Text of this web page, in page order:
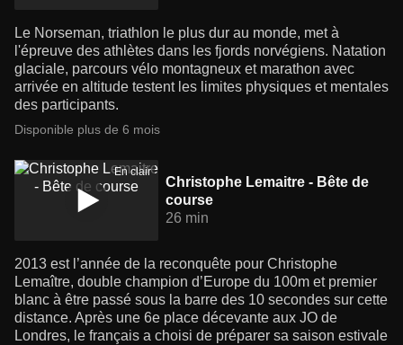
Le Norseman, triathlon le plus dur au monde, met à
l'épreuve des athlètes dans les fjords norvégiens. Natation
glaciale, parcours vélo montagneux et marathon avec
arrivée en altitude testent les limites physiques et mentales
des participants.
Disponible plus de 6 mois
En clair
Christophe Lemaitre - Bête de
course
26 min
2013 est l’année de la reconquête pour Christophe
Lemaître, double champion d’Europe du 100m et premier
blanc à être passé sous la barre des 10 secondes sur cette
distance. Après une 6e place décevante aux JO de
Londres, le français a choisi de préparer sa saison estivale